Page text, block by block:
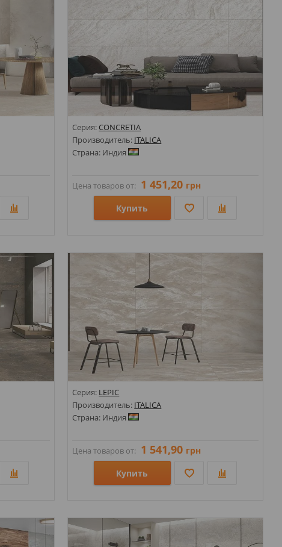
Серия: CONCRETIA
Производитель: ITALICA
Страна: Индия
Цена товаров от: 1 451,20 грн
Купить
Стили: Под камень;
Серия: LEPIC
Производитель: ITALICA
Страна: Индия
Цена товаров от: 1 541,90 грн
Купить
Стили: Под камень;
Цвета: